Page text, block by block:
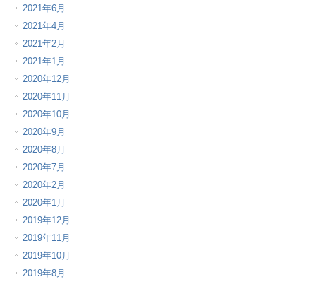
2021年6月
2021年4月
2021年2月
2021年1月
2020年12月
2020年11月
2020年10月
2020年9月
2020年8月
2020年7月
2020年2月
2020年1月
2019年12月
2019年11月
2019年10月
2019年8月